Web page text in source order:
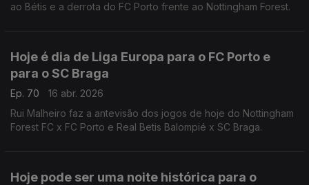
ao Bétis e a derrota do FC Porto frente ao Nottingham Forest.
Hoje é dia de Liga Europa para o FC Porto e
para o SC Braga
Ep. 70
16 abr. 2026
Rui Malheiro faz a antevisão dos jogos de hoje do Nottingham
Forest FC x FC Porto e Real Betis Balompié x SC Braga.
Hoje pode ser uma noite histórica para o